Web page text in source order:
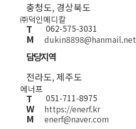
충청도, 경상북도
㈜덕인메디칼
T 062-575-3031
M dukin8898@hanmail.net
담당지역
전라도, 제주도
에너프
T 051-711-8975
W https://enerf.kr
M enerf@naver.com